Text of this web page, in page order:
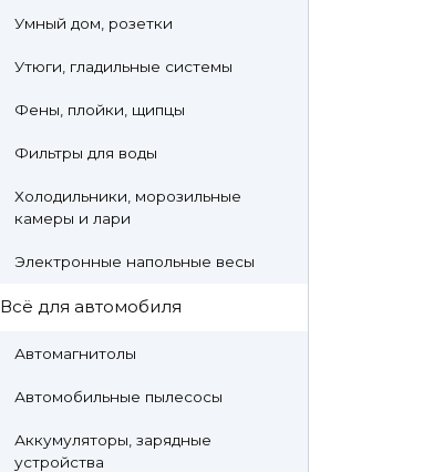
Умный дом, розетки
Утюги, гладильные системы
Фены, плойки, щипцы
Фильтры для воды
Холодильники, морозильные
камеры и лари
Электронные напольные весы
Всё для автомобиля
Автомагнитолы
Автомобильные пылесосы
Аккумуляторы, зарядные
устройства